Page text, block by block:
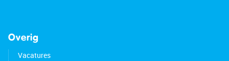
Overig
Vacatures